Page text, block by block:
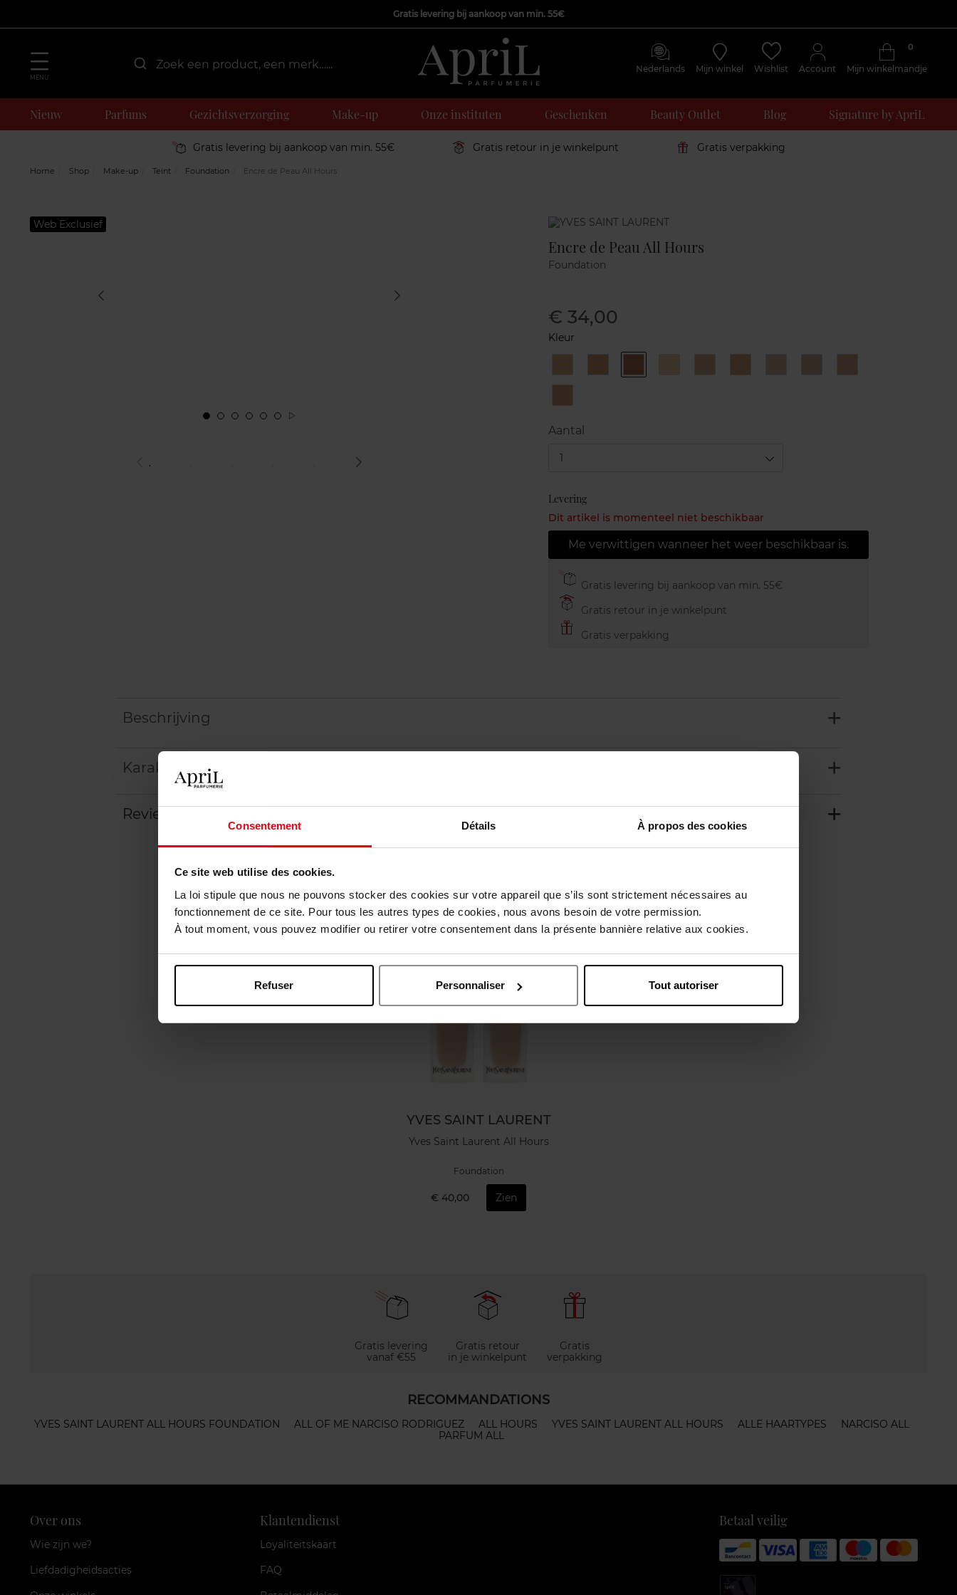
Consentement Détails À propos des cookies
Ce site web utilise des cookies.
La loi stipule que nous ne pouvons stocker des cookies sur votre appareil que s’ils sont strictement nécessaires au
fonctionnement de ce site. Pour tous les autres types de cookies, nous avons besoin de votre permission.
À tout moment, vous pouvez modifier ou retirer votre consentement dans la présente bannière relative aux cookies.
Refuser Personnaliser Tout autoriser
Gratis levering bij aankoop van min. 55€
MENU
Nederlands Mijn winkel Wishlist Account Mijn winkelmandje
0
Nieuw Parfums Gezichtsverzorging Make-up Onze instituten Geschenken Beauty Outlet Blog Signature by ApriL
Gratis levering bij aankoop van min. 55€ Gratis retour in je winkelpunt Gratis verpakking
Home Shop Make-up Teint Foundation Encre de Peau All Hours
Web Exclusief Marque
Encre de Peau All Hours
Foundation
€ 34,00
Kleur
Aantal
1
Levering
Dit artikel is momenteel niet beschikbaar
Me verwittigen wanneer het weer beschikbaar is.
Gratis levering bij aankoop van min. 55€
Gratis retour in je winkelpunt
Gratis verpakking
Beschrijving
Karakteristieken
Review
YVES SAINT LAURENT
Yves Saint Laurent All Hours
Foundation
€ 40,00 Zien
Gratis levering
vanaf €55
Gratis retour
in je winkelpunt
Gratis
verpakking
RECOMMANDATIONS
YVES SAINT LAURENT ALL HOURS FOUNDATION ALL OF ME NARCISO RODRIGUEZ ALL HOURS YVES SAINT LAURENT ALL HOURS ALLE HAARTYPES
NARCISO ALL
PARFUM ALL
Over ons
Wie zijn we?
Liefdadigheidsacties
Klantendienst
Loyaliteitskaart
FAQ
Betaal veilig